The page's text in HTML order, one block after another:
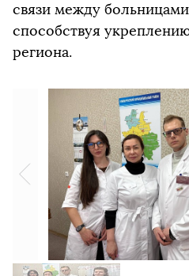
связи между
способствуя
региона.